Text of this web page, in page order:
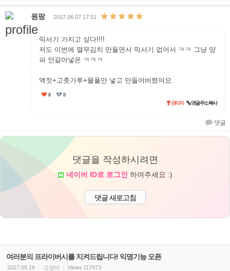
원팡 2017.06.07 17:51
믹서기 가지고 싶다!!!!
저도 이번에 열무김치 만들면서 믹서기 없어서 ㅋㅋ 그냥 양
파 안갈아넣은 ㅋㅋㅋ
액젓+고춧가루+물풀만 넣고 만들어버렸어요
0 0
댓글 주소 복사
관리자
댓글
댓글을 작성하시려면
네이버 ID로 로그인 하여주세요 :)
댓글 새로고침
여러분의 프라이버시를 지켜드립니다! 익명기능 오픈
2017.05.16 고양이 Views 117973